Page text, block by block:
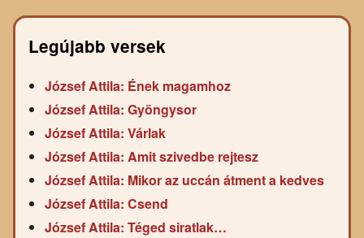
Legújabb versek
József Attila: Ének magamhoz
József Attila: Gyöngysor
József Attila: Várlak
József Attila: Amit szivedbe rejtesz
József Attila: Mikor az uccán átment a kedves
József Attila: Csend
József Attila: Téged siratlak…